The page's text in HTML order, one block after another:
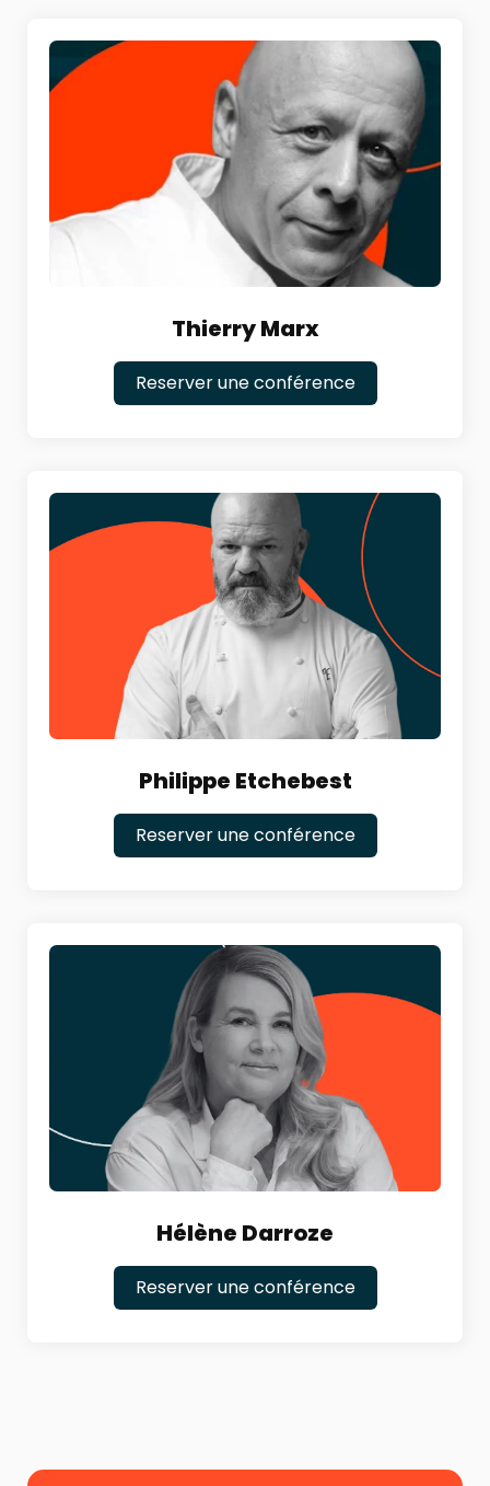
Thierry Marx
Reserver une conférence
Philippe Etchebest
Reserver une conférence
Hélène Darroze
Reserver une conférence